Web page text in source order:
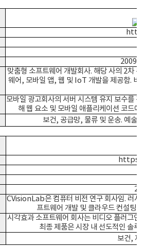
2009,
맞춤형 소프트웨어 개발회사. 해당 사의 2차
웨어, 모바일 앱, 웹 및 IoT 개발을 제공함. 비
모바일 광고회사의 서버 시스템 유지 보수
해 웹 요소 및 모바일 애플리케이션 코드
보건, 공급망, 물류 및 운송. 예술,
CVisionLab은 컴퓨터 비전 연구 회사임. 러시
프트웨어 개발 및 클라우드 컨설팅
시각효과 소프트웨어 회사는 비디오 플러그
최종 제품은 시장 내 선도적인 솔루
보건, 제